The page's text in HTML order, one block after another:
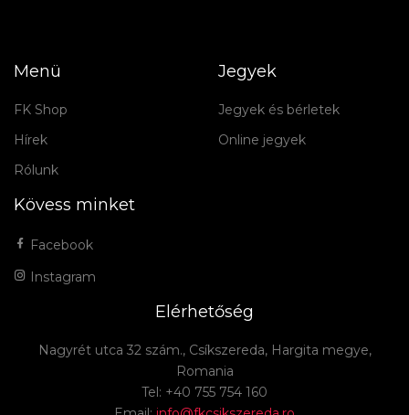
Menü
FK Shop
Hírek
Rólunk
Jegyek
Jegyek és bérletek
Online jegyek
Kövess minket
Facebook
Instagram
Elérhetőség
Nagyrét utca 32 szám., Csíkszereda, Hargita megye,
Romania
Tel: +40 755 754 160